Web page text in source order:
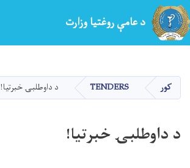
دانګل
د عامې روغتیا وزارت
کور TENDERS د داوطلبۍ خبرتیا!
د داوطلبۍ خبرتیا!